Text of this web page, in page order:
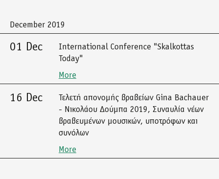
December 2019
01 Dec
International Conference "Skalkottas
Today"
More
16 Dec
Τελετή απονομής βραβείων Gina Bachauer
- Νικολάου Δούμπα 2019, Συναυλία νέων
βραβευμένων μουσικών, υποτρόφων και
συνόλων
More